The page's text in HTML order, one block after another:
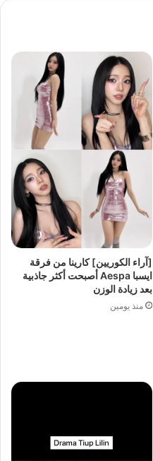
[آراء الكوريين] كارينا من فرقة
ايسبا Aespa أصبحت أكثر جاذبية
بعد زيادة الوزن
منذ يومين